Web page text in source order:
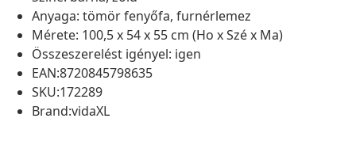
Anyaga: tömör fenyőfa, furnérlemez
Mérete: 100,5 x 54 x 55 cm (Ho x Szé x Ma)
Összeszerelést igényel: igen
EAN:8720845798635
SKU:172289
Brand:vidaXL